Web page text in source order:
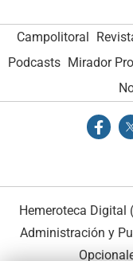
Campolitoral
Podcasts Mirador
Hemeroteca Digital
Administración y